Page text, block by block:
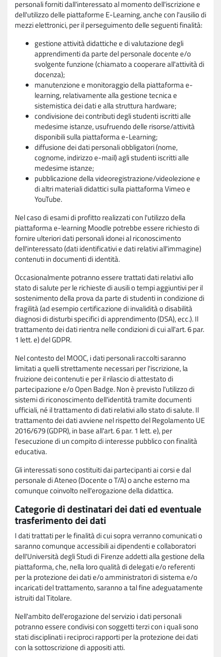
personali forniti dall'interessato al momento dell'iscrizione e
dell'utilizzo delle piattaforme E-Learning, anche con l'ausilio di
mezzi elettronici, per il perseguimento delle seguenti finalità:
gestione attività didattiche e di valutazione degli
apprendimenti da parte del personale docente e/o
svolgente funzione (chiamato a cooperare all'attività di
docenza);
manutenzione e monitoraggio della piattaforma e-
learning, relativamente alla gestione tecnica e
sistemistica dei dati e alla struttura hardware;
condivisione dei contributi degli studenti iscritti alle
medesime istanze, usufruendo delle risorse/attività
disponibili sulla piattaforma e-Learning;
diffusione dei dati personali obbligatori (nome,
cognome, indirizzo e-mail) agli studenti iscritti alle
medesime istanze;
pubblicazione della videoregistrazione/videolezione e
di altri materiali didattici sulla piattaforma Vimeo e
YouTube.
Nel caso di esami di profitto realizzati con l'utilizzo della
piattaforma e-learning Moodle potrebbe essere richiesto di
fornire ulteriori dati personali idonei al riconoscimento
dell'interessato (dati identificativi e dati relativi all'immagine)
contenuti in documenti di identità.
Occasionalmente potranno essere trattati dati relativi allo
stato di salute per le richieste di ausili o tempi aggiuntivi per il
sostenimento della prova da parte di studenti in condizione di
fragilità (ad esempio certificazione di invalidità o disabilità
diagnosi di disturbi specifici di apprendimento (DSA), ecc.). Il
trattamento dei dati rientra nelle condizioni di cui all'art. 6 par.
1 lett. e) del GDPR.
Nel contesto del MOOC, i dati personali raccolti saranno
limitati a quelli strettamente necessari per l'iscrizione, la
fruizione dei contenuti e per il rilascio di attestato di
partecipazione e/o Open Badge. Non è previsto l'utilizzo di
sistemi di riconoscimento dell'identità tramite documenti
ufficiali, né il trattamento di dati relativi allo stato di salute. Il
trattamento dei dati avviene nel rispetto del Regolamento UE
2016/679 (GDPR), in base all'art. 6 par. 1 lett. e), per
l'esecuzione di un compito di interesse pubblico con finalità
educativa.
Gli interessati sono costituiti dai partecipanti ai corsi e dal
personale di Ateneo (Docente o T/A) o anche esterno ma
comunque coinvolto nell'erogazione della didattica.
Categorie di destinatari dei dati ed eventuale
trasferimento dei dati
I dati trattati per le finalità di cui sopra verranno comunicati o
saranno comunque accessibili ai dipendenti e collaboratori
dell'Università degli Studi di Firenze addetti alla gestione della
piattaforma, che, nella loro qualità di delegati e/o referenti
per la protezione dei dati e/o amministratori di sistema e/o
incaricati del trattamento, saranno a tal fine adeguatamente
istruiti dal Titolare.
Nell'ambito dell'erogazione del servizio i dati personali
potranno essere condivisi con soggetti terzi con i quali sono
stati disciplinati i reciproci rapporti per la protezione dei dati
con la sottoscrizione di appositi atti.